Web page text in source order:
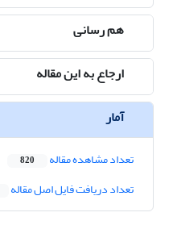
هم رسانی
ارجاع به این مقاله
آمار
تعداد مشاهده مقاله 820
تعداد دریافت فایل اصل مقاله